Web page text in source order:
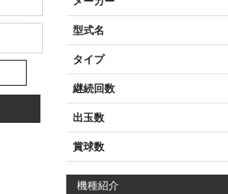
型式名
タイプ
継続回数
出玉数
賞球数
機種紹介